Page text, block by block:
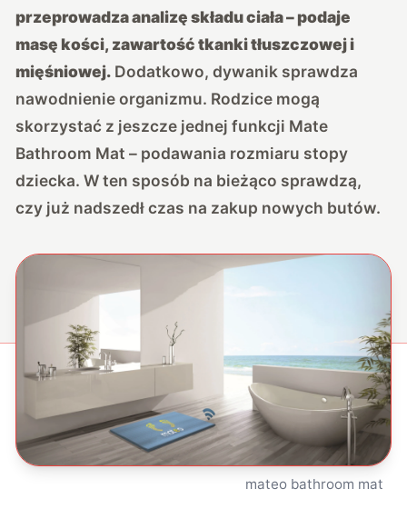
przeprowadza analizę składu ciała – podaje
masę kości, zawartość tkanki tłuszczowej i
mięśniowej. Dodatkowo, dywanik sprawdza
nawodnienie organizmu. Rodzice mogą
skorzystać z jeszcze jednej funkcji Mate
Bathroom Mat – podawania rozmiaru stopy
dziecka. W ten sposób na bieżąco sprawdzą,
czy już nadszedł czas na zakup nowych butów.
mateo bathroom mat